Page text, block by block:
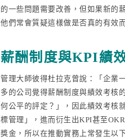
的一些問題需要改善，但如果新的
他們常會質疑這樣做是否真的有效
薪酬制度與KPI績
管理大師彼得杜拉克曾說：「企業
多的公司覺得薪酬制度與績效考核
何公平的評定？」，因此績效考核
標管理」，進而衍生出KPI甚至
獎金，所以在推動實務上常發生以